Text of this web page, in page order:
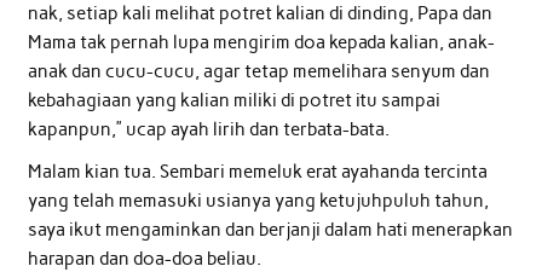
nak, setiap kali melihat potret kalian di dinding, Papa dan
Mama tak pernah lupa mengirim doa kepada kalian, anak-
anak dan cucu-cucu, agar tetap memelihara senyum dan
kebahagiaan yang kalian miliki di potret itu sampai
kapanpun,” ucap ayah lirih dan terbata-bata.
Malam kian tua. Sembari memeluk erat ayahanda tercinta
yang telah memasuki usianya yang ketujuhpuluh tahun,
saya ikut mengaminkan dan berjanji dalam hati menerapkan
harapan dan doa-doa beliau.